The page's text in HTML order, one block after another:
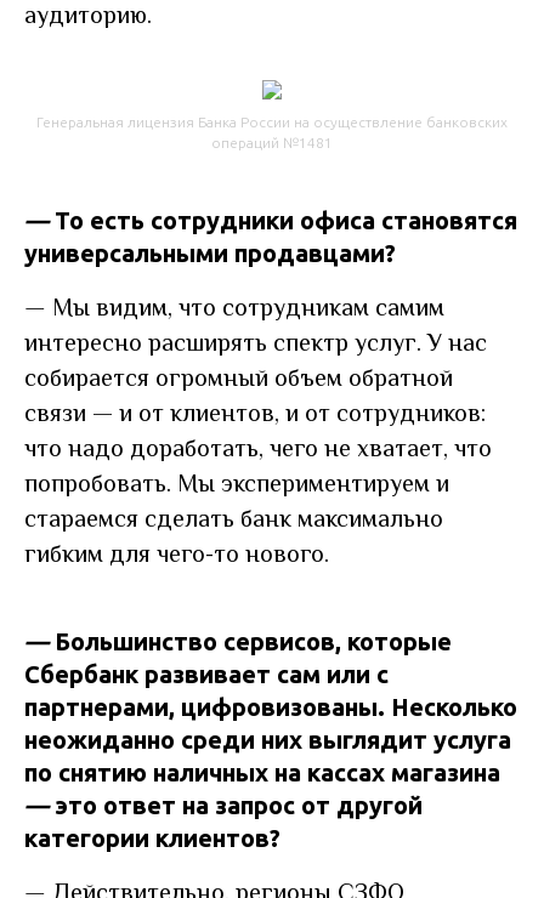
аудиторию.
Генеральная лицензия Банка России на осуществление банковских
операций №1481
—То есть сотрудники офиса становятся
универсальными продавцами?
— Мы видим, что сотрудникам самим
интересно расширять спектр услуг. У нас
собирается огромный объем обратной
связи — и от клиентов, и от сотрудников:
что надо доработать, чего не хватает, что
попробовать. Мы экспериментируем и
стараемся сделать банк максимально
гибким для чего-то нового.
—Большинство сервисов, которые
Сбербанк развивает сам или с
партнерами, цифровизованы. Несколько
неожиданно среди них выглядит услуга
по снятию наличных на кассах магазина
—это ответ на запрос от другой
категории клиентов?
— Действительно, регионы СЗФО